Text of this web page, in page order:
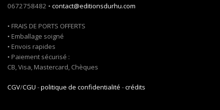
0672758482 • contact@editionsdurhu.com
• FRAIS DE PORTS OFFERTS
• Emballage soigné
• Envois rapides
• Paiement sécurisé :
CB, Visa, Mastercard, Chèques
CGV/CGU -politique de confidentialité -crédits